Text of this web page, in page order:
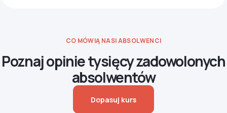
CO MÓWIĄ NASI ABSOLWENCI
Poznaj opinie tysięcy zadowolonych
absolwentów
Dopasuj kurs